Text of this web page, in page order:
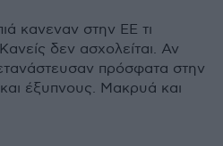
κανεναν στην ΕΕ τι
δεν ασχολείται. Αν
πρόσφατα στην
έξυπνους. Μακρυά και